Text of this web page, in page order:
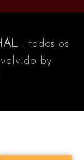
- todos os
by